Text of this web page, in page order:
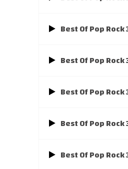
Best Of Pop Rock
Best Of Pop Rock
Best Of Pop Rock
Best Of Pop
Best Of Pop Rock